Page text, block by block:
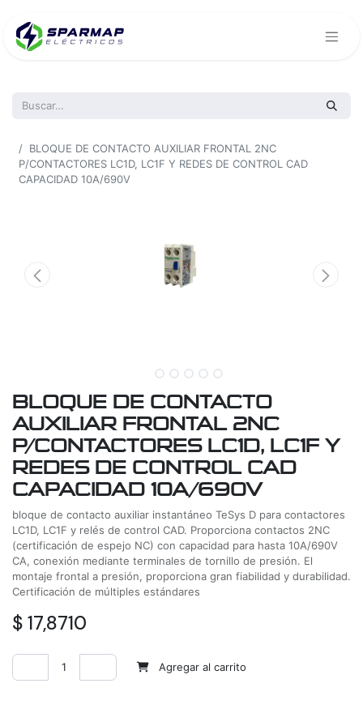
BLOQUE DE CONTACTO AUXILIAR FRONTAL 2NC
P/CONTACTORES LC1D, LC1F Y REDES DE CONTROL CAD
CAPACIDAD 10A/690V
BLOQUE DE CONTACTO
AUXILIAR FRONTAL 2NC
P/CONTACTORES LC1D, LC1F Y
REDES DE CONTROL CAD
CAPACIDAD 10A/690V
bloque de contacto auxiliar instantáneo TeSys D para contactores
LC1D, LC1F y relés de control CAD. Proporciona contactos 2NC
(certificación de espejo NC) con capacidad para hasta 10A/690V
CA, conexión mediante terminales de tornillo de presión. El
montaje frontal a presión, proporciona gran fiabilidad y durabilidad.
Certificación de múltiples estándares
$ 17,8710
Agregar al carrito